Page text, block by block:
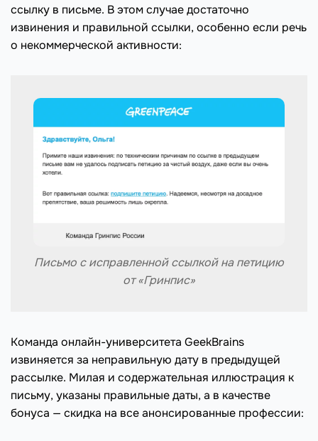
ссылку в письме. В этом случае достаточно
извинения и правильной ссылки, особенно если речь
о некоммерческой активности:
Письмо с исправленной ссылкой на петицию
от «Гринпис»
Команда онлайн-университета GeekBrains
извиняется за неправильную дату в предыдущей
рассылке. Милая и содержательная иллюстрация к
письму, указаны правильные даты, а в качестве
бонуса — скидка на все анонсированные профессии: